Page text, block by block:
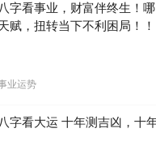
八字看事业，财富伴终生！
赋，扭转当下不利困局！！
业运势
八字看大运 十年测吉凶，十